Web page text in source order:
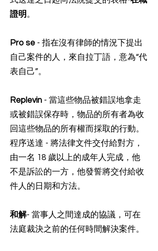
證明。
Pro se - 指在沒有律師的情況下提出
自己案件的人，來自拉丁語，意為“代
表自己”。
Replevin - 當這些物品被錯誤地拿走
或被錯誤保存時，物品的所有者為收
回這些物品的所有權而採取的行動。
程序送達 - 將法律文件交付給對方，
由一名 18 歲以上的成年人完成，他
不是訴訟的一方，他發誓將交付給收
件人的日期和方法。
和解- 當事人之間達成的協議，可在
法庭裁決之前的任何時間解決案件。